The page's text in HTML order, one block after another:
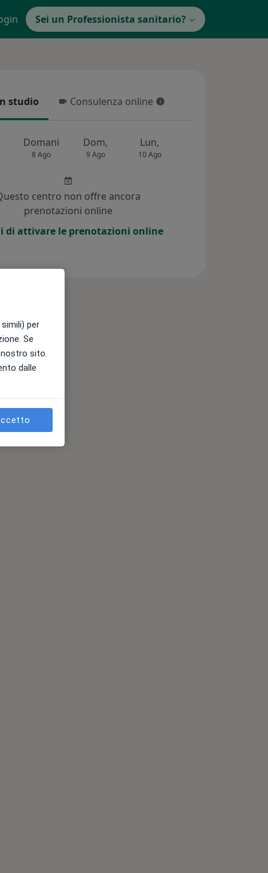
Sei un Professionista sanitario?
studio Consulenza online
Consulenza online
Domani
8 Ago
Dom,
9 Ago
Lun,
10 Ago
centro non offre ancora
prenotazioni online
di attivare le prenotazioni online
per
Se
sito.
dalle